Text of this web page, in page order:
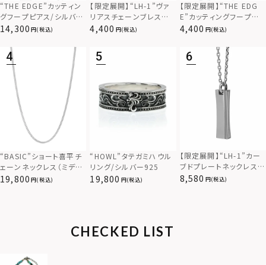
“THE EDGE”カッティン
グフープピアス/シルバー
925
14,300 (税込)
【限定展開】“LH-1”ヴァ
リアスチェーンブレスレッ
ト/アズキ/サージカルス
4,400 (税込)
【限定展開】“THE EDG
E”カッティングフープピ
アス/サージカルステンレ
4,400 (税込)
“BASIC”ショート喜平チ
ェーンネックレス（ミディ
アム）/シルバー925
19,800 (税込)
“HOWL”タテガミハウル
リング/シルバー925
19,800 (税込)
【限定展開】“LH-1”カー
ブドプレートネックレス/
サージカルステンレス（金
8,580 (税込)
CHECKED LIST